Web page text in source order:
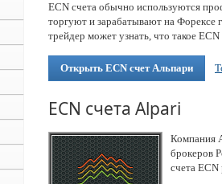
ECN счета обычно используются
торгуют и зарабатывают на
трейдер может узнать, что такое
Открыть ECN счет Альпари
ECN счета Alpari
Компания
брокеров
счета